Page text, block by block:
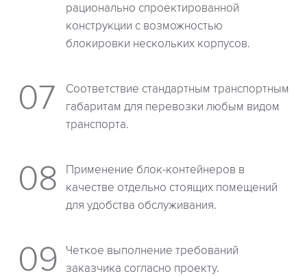
рационально спроектированной
конструкции с возможностью
блокировки нескольких корпусов.
Соответствие стандартным транспортным
габаритам для перевозки любым видом
транспорта.
Применение блок-контейнеров в
качестве отдельно стоящих помещений
для удобства обслуживания.
Четкое выполнение требований
заказчика согласно проекту.